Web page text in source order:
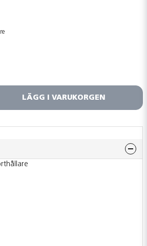
LÄGG I VARUKORGEN